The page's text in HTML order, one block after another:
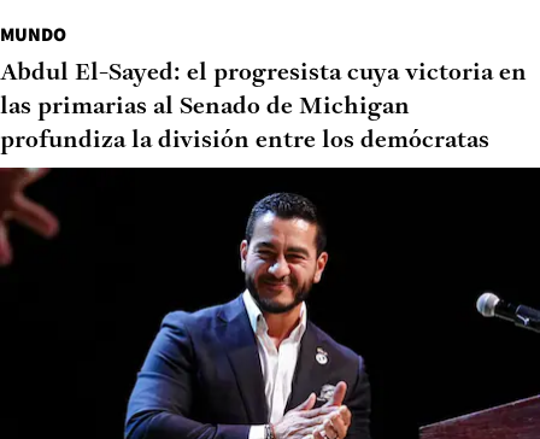
MUNDO
Abdul El-Sayed: el progresista cuya victoria en
las primarias al Senado de Michigan
profundiza la división entre los demócratas